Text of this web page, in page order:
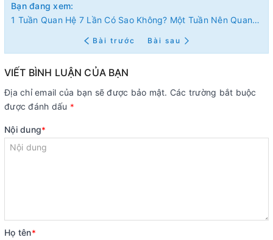
Bạn đang xem:
1 Tuần Quan Hệ 7 Lần Có Sao Không? Một Tuần Nên Quan Hệ Bao Nhiêu Lần Là Đủ?
Bài trước Bài sau
VIẾT BÌNH LUẬN CỦA BẠN
Địa chỉ email của bạn sẽ được bảo mật. Các trường bắt buộc
được đánh dấu *
Nội dung*
Họ tên*